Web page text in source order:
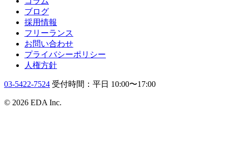
ブログ
採用情報
フリーランス
お問い合わせ
プライバシーポリシー
人権方針
03-5422-7524 受付時間：平日 10:00〜17:00
© 2026 EDA Inc.